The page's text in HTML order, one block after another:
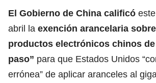
El Gobierno de China calificó
abril la exención arancelaria
productos electrónicos chinos
paso” para que Estados Unidos
errónea” de aplicar aranceles al